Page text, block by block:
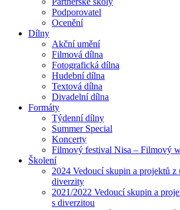
Podporovatel
Ocenění
Dílny
Akční umění
Filmová dílna
Fotografická dílna
Hudební dílna
Textová dílna
Divadelní dílna
Formáty
Týdenní dílny
Summer Special
Koncerty
Filmový festival Nisa – Filmový
Školení
2024 Vedoucí skupin a projektů z
diverzity
2021/2022 Vedoucí skupin a
s diverzitou